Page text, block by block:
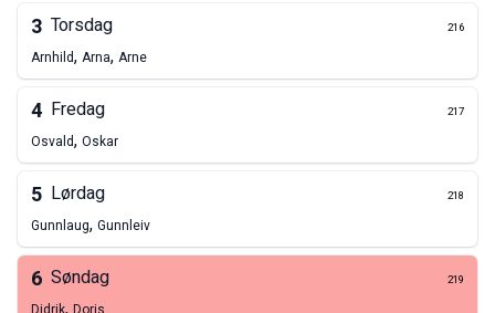
3 Torsdag 216
Arnhild, Arna, Arne
4 Fredag 217
Osvald, Oskar
5 Lørdag 218
Gunnlaug, Gunnleiv
6 Søndag 219